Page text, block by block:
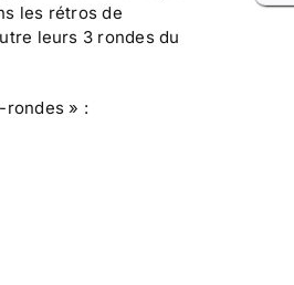
les rétros de
leurs 3 rondes du
rondes » :